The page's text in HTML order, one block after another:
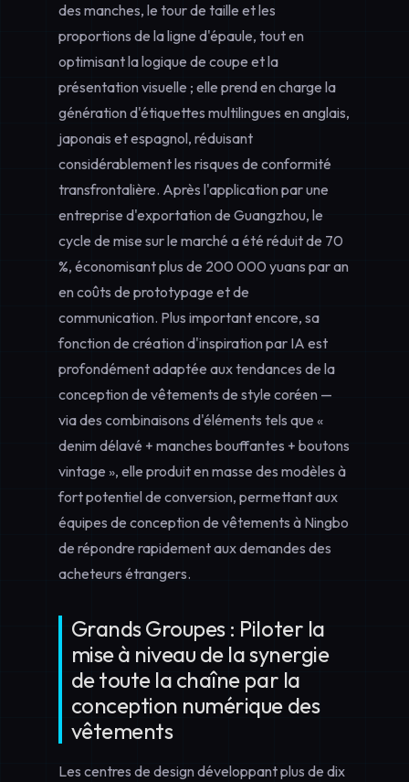
des manches, le tour de taille et les
proportions de la ligne d'épaule, tout en
optimisant la logique de coupe et la
présentation visuelle ; elle prend en charge la
génération d'étiquettes multilingues en anglais,
japonais et espagnol, réduisant
considérablement les risques de conformité
transfrontalière. Après l'application par une
entreprise d'exportation de Guangzhou, le
cycle de mise sur le marché a été réduit de 70
%, économisant plus de 200 000 yuans par an
en coûts de prototypage et de
communication. Plus important encore, sa
fonction de création d'inspiration par IA est
profondément adaptée aux tendances de la
conception de vêtements de style coréen —
via des combinaisons d'éléments tels que «
denim délavé + manches bouffantes + boutons
vintage », elle produit en masse des modèles à
fort potentiel de conversion, permettant aux
équipes de conception de vêtements à Ningbo
de répondre rapidement aux demandes des
acheteurs étrangers.
Grands Groupes : Piloter la
mise à niveau de la synergie
de toute la chaîne par la
conception numérique des
vêtements
Les centres de design développant plus de dix